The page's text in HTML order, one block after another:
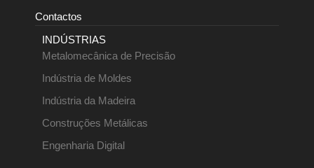
Contactos
INDÚSTRIAS
Metalomecânica de Precisão
Indústria de Moldes
Indústria da Madeira
Construções Metálicas
Engenharia Digital